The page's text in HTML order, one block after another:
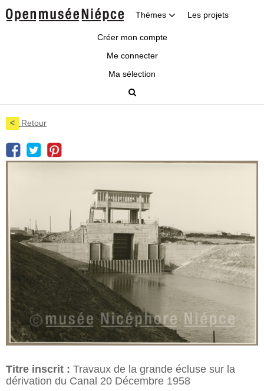
Thèmes Les projets
Créer mon compte
Me connecter
Ma sélection
< Retour
Titre inscrit : Travaux de la grande écluse sur la
dérivation du Canal 20 Décembre 1958